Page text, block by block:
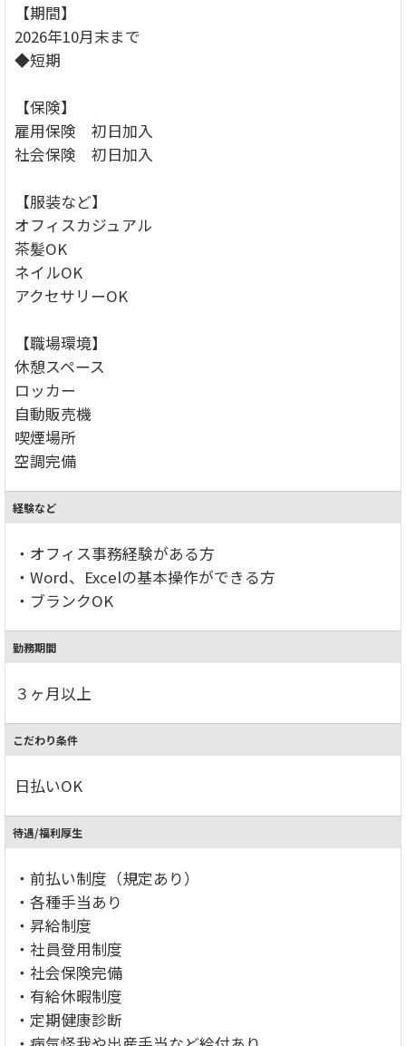
【期間】
2026年10月末まで
◆短期
【保険】
雇用保険 初日加入
社会保険 初日加入
【服装など】
オフィスカジュアル
茶髪OK
ネイルOK
アクセサリーOK
【職場環境】
休憩スペース
ロッカー
自動販売機
喫煙場所
空調完備
経験など
・オフィス事務経験がある方
・Word、Excelの基本操作ができる方
・ブランクOK
勤務期間
３ヶ月以上
こだわり条件
日払いOK
待遇/福利厚生
・前払い制度（規定あり）
・各種手当あり
・昇給制度
・社員登用制度
・社会保険完備
・有給休暇制度
・定期健康診断